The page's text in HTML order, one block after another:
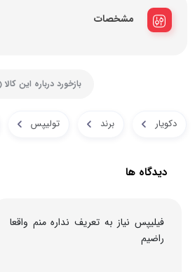
مشخصات
بازخورد درباره این کالا
دکویار برند تولیپس
دیدگاه ها
فیلیپس نیاز به تعریف نداره منم واقعا
راضیم